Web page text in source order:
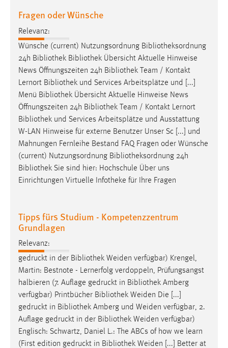
Fragen oder Wünsche
Relevanz:
Wünsche (current) Nutzungsordnung Bibliotheksordnung
24h Bibliothek Bibliothek Übersicht Aktuelle Hinweise
News Öffnungszeiten 24h Bibliothek Team / Kontakt
Lernort Bibliothek und Services Arbeitsplätze und [...]
Menü Bibliothek Übersicht Aktuelle Hinweise News
Öffnungszeiten 24h Bibliothek Team / Kontakt Lernort
Bibliothek und Services Arbeitsplätze und Ausstattung
W-LAN Hinweise für externe Benutzer Unser Sc [...] und
Mahnungen Fernleihe Bestand FAQ Fragen oder Wünsche
(current) Nutzungsordnung Bibliotheksordnung 24h
Bibliothek Sie sind hier: Hochschule Über uns
Einrichtungen Virtuelle Infotheke für Ihre Fragen
Tipps fürs Studium - Kompetenzzentrum
Grundlagen
Relevanz:
gedruckt in der Bibliothek Weiden verfügbar) Krengel,
Martin: Bestnote - Lernerfolg verdoppeln, Prüfungsangst
halbieren (7. Auflage gedruckt in Bibliothek Amberg
verfügbar) Printbücher Bibliothek Weiden Die [...]
gedruckt in Bibliothek Amberg und Weiden verfügbar, 2.
Auflage gedruckt in der Bibliothek Weiden verfügbar)
Englisch: Schwartz, Daniel L.: The ABCs of how we learn
(First edition gedruckt in Bibliothek Weiden [...] Better at